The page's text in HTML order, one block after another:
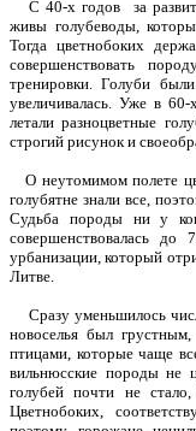
С 40-х годов за
живы голубеводы,
Тогда цветнобоких
совершенствовать
тренировки. Голуби
увеличивалась. Уже в
летали разноцветные
строгий рисунок и
О неутомимом полете
голубятне знали все,
Судьба породы ни у
совершенствовалась
урбанизации, который
Литве.
Сразу уменьшилось
новоселья был
птицами, которые чаще
вильнюсские породы не
голубей почти не
Цветнобоких,